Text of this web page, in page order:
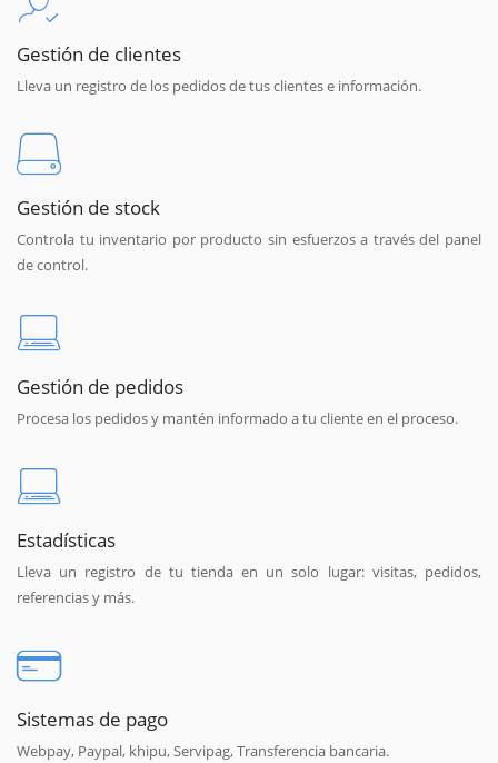
Gestión de clientes
Lleva un registro de los pedidos de tus clientes e información.
Gestión de stock
Controla tu inventario por producto sin esfuerzos a través del panel
de control.
Gestión de pedidos
Procesa los pedidos y mantén informado a tu cliente en el proceso.
Estadísticas
Lleva un registro de tu tienda en un solo lugar: visitas, pedidos,
referencias y más.
Sistemas de pago
Webpay, Paypal, khipu, Servipag, Transferencia bancaria.